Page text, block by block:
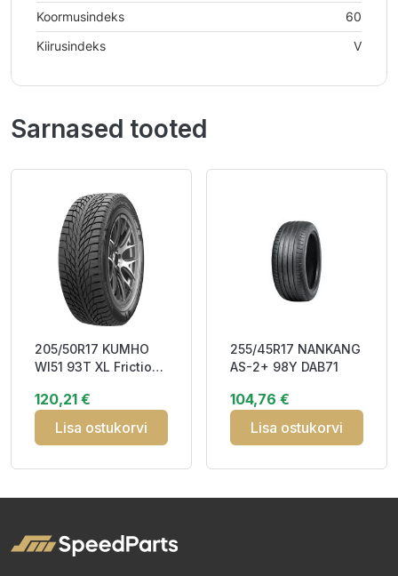
Koormusindeks
60
Kiirusindeks
V
Sarnased tooted
205/50R17 KUMHO
WI51 93T XL Friction
IceGrip M+S
120,21 €
Lisa ostukorvi
255/45R17 NANKANG
AS-2+ 98Y DAB71
104,76 €
Lisa ostukorvi